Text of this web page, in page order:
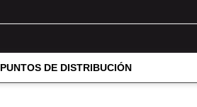
PUNTOS DE DISTRIBUCIÓN